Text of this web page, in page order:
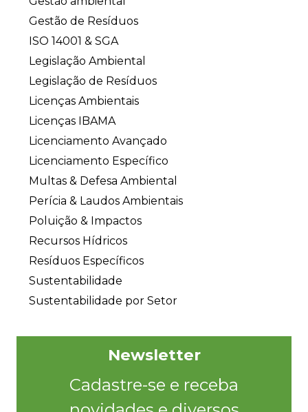
Gestão de Resíduos
ISO 14001 & SGA
Legislação Ambiental
Legislação de Resíduos
Licenças Ambientais
Licenças IBAMA
Licenciamento Avançado
Licenciamento Específico
Multas & Defesa Ambiental
Perícia & Laudos Ambientais
Poluição & Impactos
Recursos Hídricos
Resíduos Específicos
Sustentabilidade
Sustentabilidade por Setor
Newsletter
Cadastre-se e receba